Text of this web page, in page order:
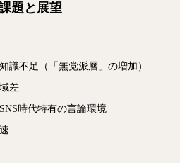
題と展望
識不足（「無党派層」の増加）
差
時代特有の言論環境